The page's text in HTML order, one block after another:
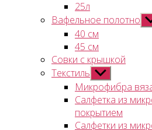
25л
Вафельное полотно
40 см
45 см
Совки с крышкой
Текстиль Показывать
подменю
Микрофибра
Салфетка из
покрытием
Салфетки из